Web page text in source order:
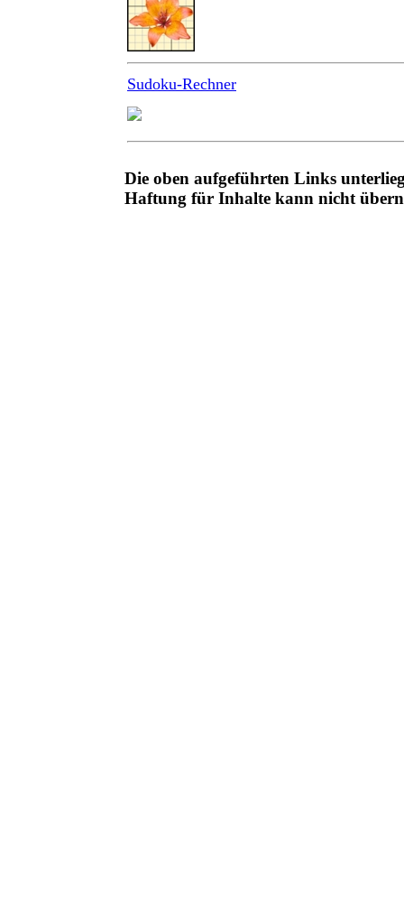
Sudoku-Rechner
Die oben aufgeführten Links
Haftung für Inhalte kann nicht